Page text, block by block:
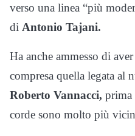
verso una linea “più
di Antonio Tajani.
Ha anche ammesso di
compresa quella legata al
Roberto Vannacci, prima
corde sono molto più